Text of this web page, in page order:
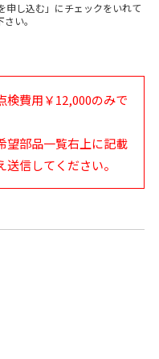
申し込む」にチェックをいれて
い。
検費用￥12,000のみで
望部品一覧右上に記載
信してください。